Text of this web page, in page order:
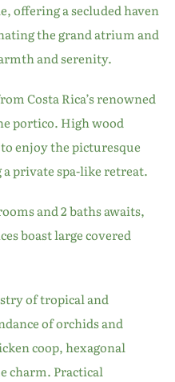
offering a secluded haven
the grand atrium and
and serenity.
Costa Rica’s renowned
portico. High wood
enjoy the picturesque
private spa-like retreat.
and 2 baths awaits,
boast large covered
of tropical and
of orchids and
coop, hexagonal
charm. Practical